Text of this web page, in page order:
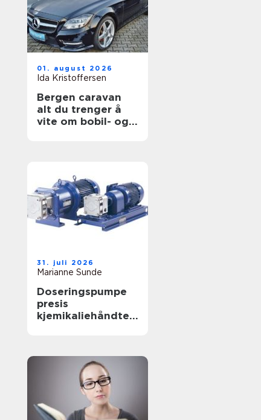
01. august 2026
Ida Kristoffersen
Bergen caravan
alt du trenger å
vite om bobil- og
31. juli 2026
Marianne Sunde
Doseringspumpe
presis
kjemikaliehåndteri